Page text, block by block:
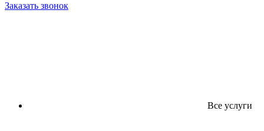
Заказать звонок
Все услуги